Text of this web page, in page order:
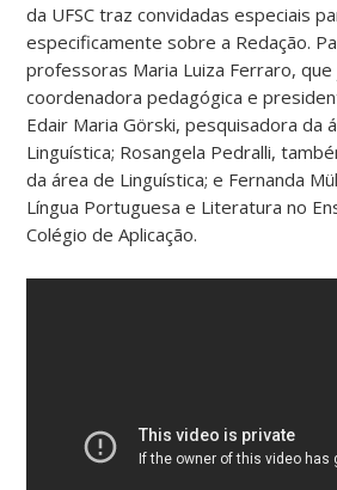
da UFSC traz convidadas especiais
especificamente sobre a Redação.
professoras Maria Luiza Ferraro,
coordenadora pedagógica e
Edair Maria Görski, pesquisadora da
Linguística; Rosangela Pedralli,
da área de Linguística; e Fernanda
Língua Portuguesa e Literatura no
Colégio de Aplicação.